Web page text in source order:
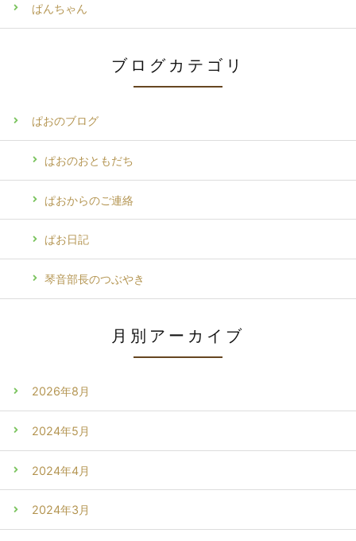
ぱんちゃん
ブログカテゴリ
ぱおのブログ
ぱおのおともだち
ぱおからのご連絡
ぱお日記
琴音部長のつぶやき
月別アーカイブ
2026年8月
2024年5月
2024年4月
2024年3月